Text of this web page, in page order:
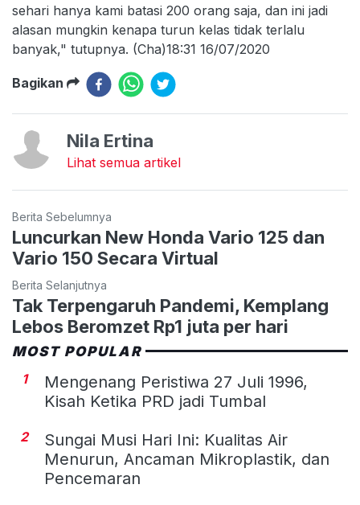
sehari hanya kami batasi 200 orang saja, dan ini jadi
alasan mungkin kenapa turun kelas tidak terlalu
banyak," tutupnya. (Cha)18:31 16/07/2020
Bagikan
Nila Ertina
Lihat semua artikel
Berita Sebelumnya
Luncurkan New Honda Vario 125 dan
Vario 150 Secara Virtual
Berita Selanjutnya
Tak Terpengaruh Pandemi, Kemplang
Lebos Beromzet Rp1 juta per hari
MOST POPULAR
1
Mengenang Peristiwa 27 Juli 1996,
Kisah Ketika PRD jadi Tumbal
2
Sungai Musi Hari Ini: Kualitas Air
Menurun, Ancaman Mikroplastik, dan
Pencemaran